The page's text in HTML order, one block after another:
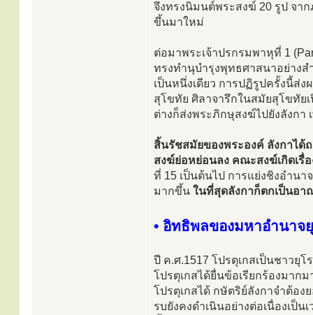
จึงทรงนิมนต์พระสงฆ์ 20 รูป จา
ขึ้นมาใหม่
ต่อมาพระเจ้าปรกรมพาหุที่ 1
ทรงทำนุบำรุงพุทธศาสนาอย่าง
เป็นหนึ่งเดียว การปฏิรูปครั้งนี้ส่
สุโขทัย ศิลาจารึกในสมัยสุโขทัย
ต่างก็ส่งพระภิกษุสงฆ์ไปยังลังกา
สิ้นรัชสมัยของพระองค์ ลังกาได้
สงฆ์ย่อหย่อนลง คณะสงฆ์เกิดเรื่
ที่ 15 เป็นต้นไป การแย่งชิงอำน
มากขึ้น ในที่สุดลังกาก็ตกเป็นอา
• อิทธิพลของมหาอำนาจ
ปี ค.ศ.1517 โปรตุเกสเป็นชาวยุ
โปรตุเกสได้ยื่นข้อเรียกร้องมาก
โปรตุเกสได้ กษัตริย์ลังกาจำต้อ
รบยังคงดำเนินอย่างต่อเนื่องเป็